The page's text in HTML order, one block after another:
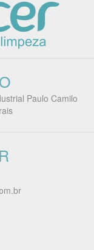
Paulo Camilo